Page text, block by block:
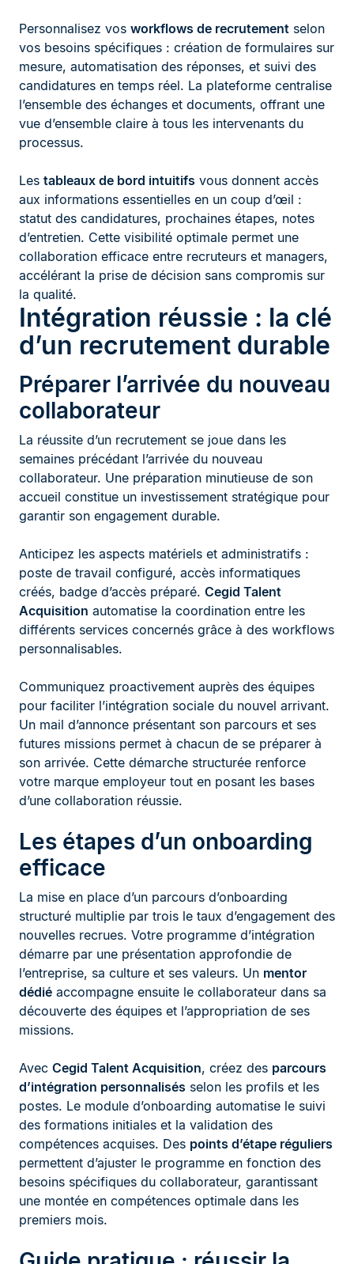
Personnalisez vos workflows de recrutement selon
vos besoins spécifiques : création de formulaires sur
mesure, automatisation des réponses, et suivi des
candidatures en temps réel. La plateforme centralise
l’ensemble des échanges et documents, offrant une
vue d’ensemble claire à tous les intervenants du
processus.
Les tableaux de bord intuitifs vous donnent accès
aux informations essentielles en un coup d’œil :
statut des candidatures, prochaines étapes, notes
d’entretien. Cette visibilité optimale permet une
collaboration efficace entre recruteurs et managers,
accélérant la prise de décision sans compromis sur
la qualité.
Intégration réussie : la clé
d’un recrutement durable
Préparer l’arrivée du nouveau
collaborateur
La réussite d’un recrutement se joue dans les
semaines précédant l’arrivée du nouveau
collaborateur. Une préparation minutieuse de son
accueil constitue un investissement stratégique pour
garantir son engagement durable.
Anticipez les aspects matériels et administratifs :
poste de travail configuré, accès informatiques
créés, badge d’accès préparé. Cegid Talent
Acquisition automatise la coordination entre les
différents services concernés grâce à des workflows
personnalisables.
Communiquez proactivement auprès des équipes
pour faciliter l’intégration sociale du nouvel arrivant.
Un mail d’annonce présentant son parcours et ses
futures missions permet à chacun de se préparer à
son arrivée. Cette démarche structurée renforce
votre marque employeur tout en posant les bases
d’une collaboration réussie.
Les étapes d’un onboarding
efficace
La mise en place d’un parcours d’onboarding
structuré multiplie par trois le taux d’engagement des
nouvelles recrues. Votre programme d’intégration
démarre par une présentation approfondie de
l’entreprise, sa culture et ses valeurs. Un mentor
dédié accompagne ensuite le collaborateur dans sa
découverte des équipes et l’appropriation de ses
missions.
Avec Cegid Talent Acquisition, créez des parcours
d’intégration personnalisés selon les profils et les
postes. Le module d’onboarding automatise le suivi
des formations initiales et la validation des
compétences acquises. Des points d’étape réguliers
permettent d’ajuster le programme en fonction des
besoins spécifiques du collaborateur, garantissant
une montée en compétences optimale dans les
premiers mois.